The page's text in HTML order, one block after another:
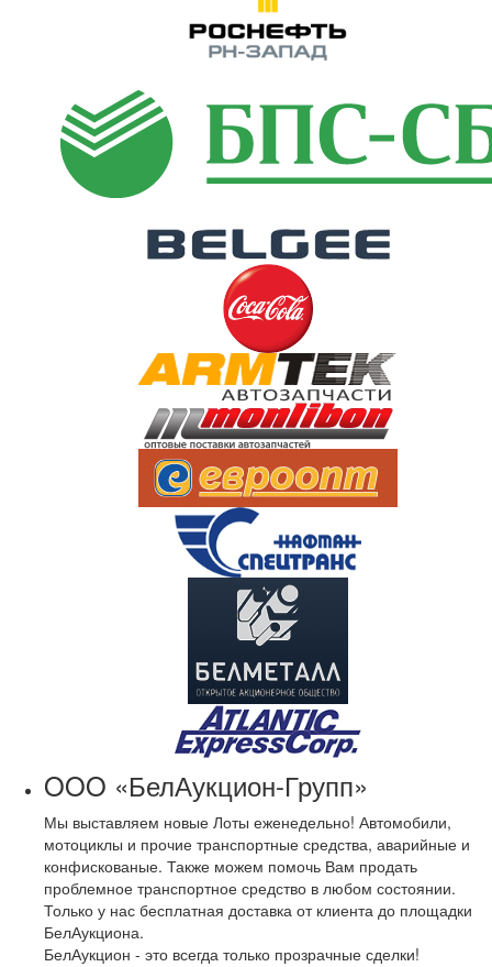
OOO «БелАукцион-Групп»
Мы выставляем новые Лоты еженедельно! Автомобили,
мотоциклы и прочие транспортные средства, аварийные и
конфискованые. Также можем помочь Вам продать
проблемное транспортное средство в любом состоянии.
Только у нас бесплатная доставка от клиента до площадки
БелАукциона.
БелАукцион - это всегда только прозрачные сделки!